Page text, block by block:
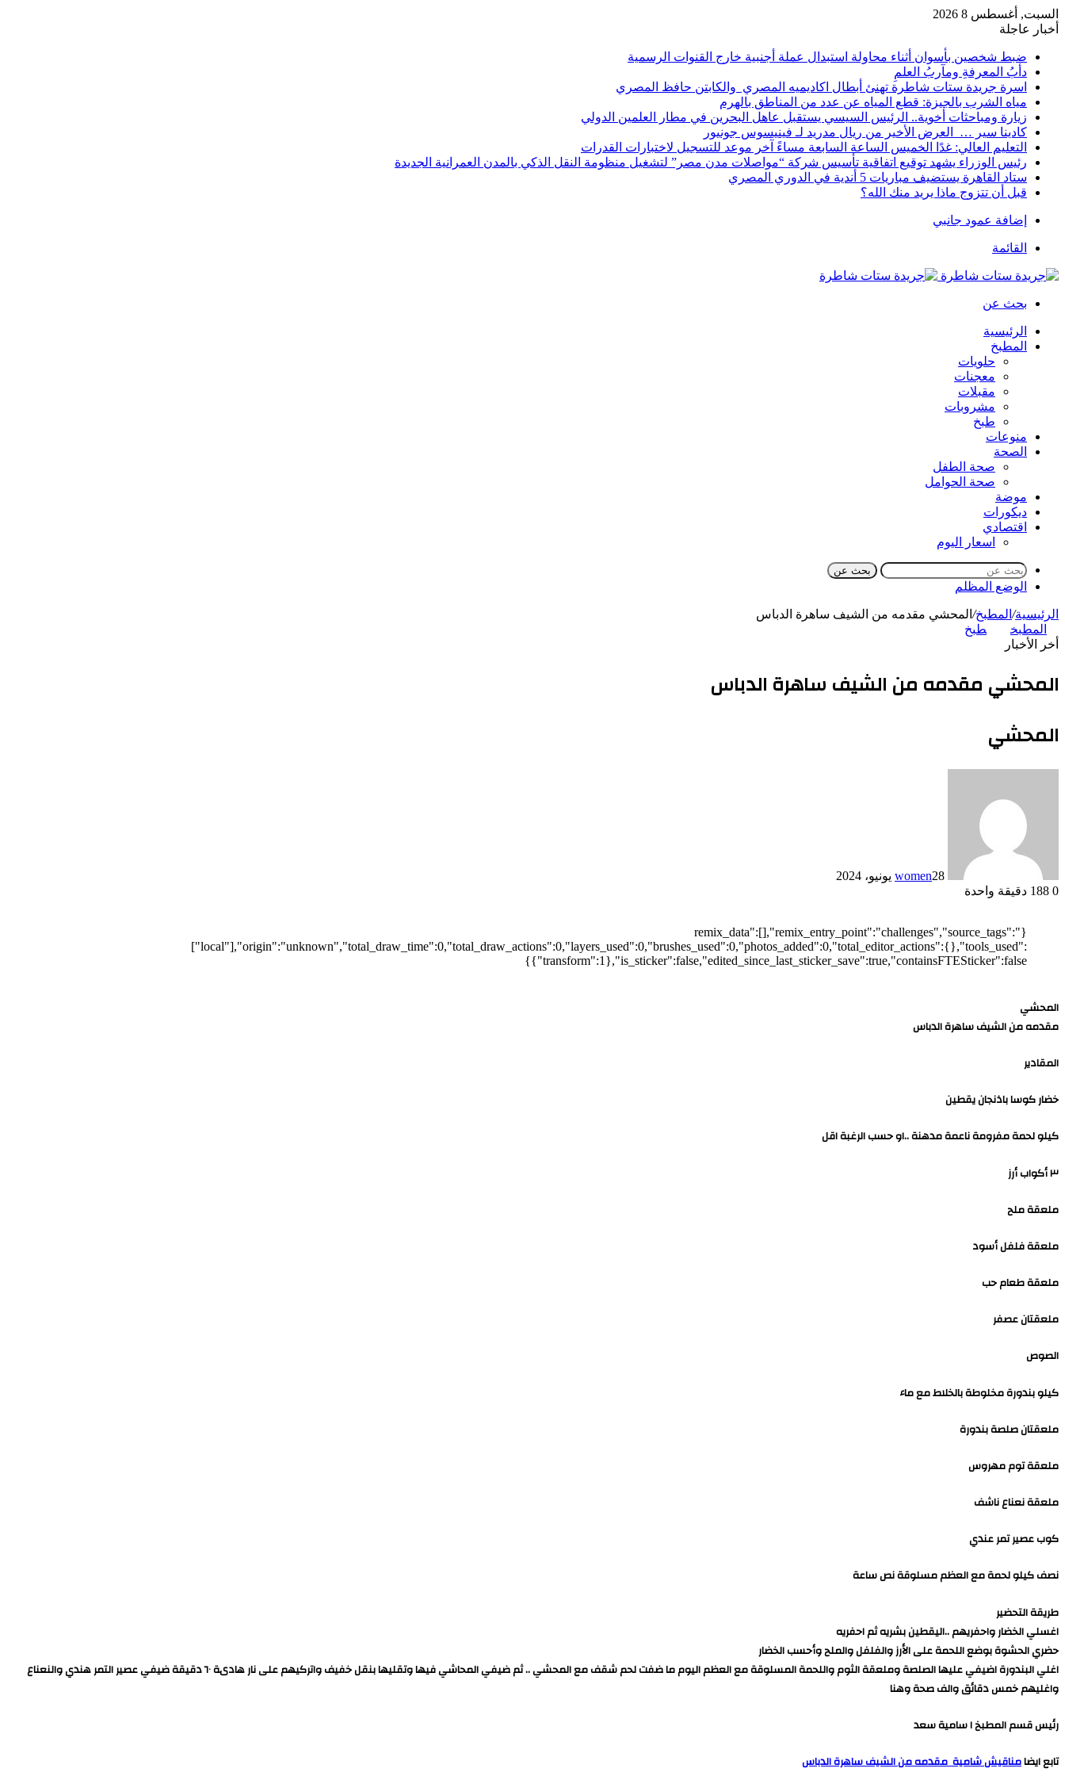
السبت, أغسطس 8 2026
أخبار عاجلة
ضبط شخصين بأسوان أثناء محاولة استبدال عملة أجنبية خارج القنوات الرسمية
دأبُ المعرفةِ ومآربُ العلمِ
اسرة جريدة ستات شاطرة تهنئ أبطال اكاديميه المصري والكابتن حافظ المصري
مياه الشرب بالجيزة: قطع المياه عن عدد من المناطق بالهرم
زيارة ومباحثات أخوية.. الرئيس السيسي يستقبل عاهل البحرين في مطار العلمين الدولي
كادينا سير … العرض الأخير من ريال مدريد لـ فينيسوس جونيور
التعليم العالي: غدًا الخميس الساعة السابعة مساءً آخر موعد للتسجيل لاختبارات القدرات
رئيس الوزراء يشهد توقيع اتفاقية تأسيس شركة “مواصلات مدن مصر” لتشغيل منظومة النقل الذكي بالمدن العمرانية الجديدة
ستاد القاهرة يستضيف مباريات 5 أندية في الدوري المصري
قبل أن تتزوج ماذا يريد منك الله؟
إضافة عمود جانبي
القائمة
بحث عن
الرئيسية
المطبخ
حلويات
معجنات
مقبلات
مشروبات
طبخ
منوعات
الصحة
صحة الطفل
صحة الحوامل
موضة
ديكورات
اقتصادي
اسعار اليوم
بحث عن
الوضع المظلم
الرئيسية/ المطبخ/ المحشي مقدمه من الشيف ساهرة الدباس
المطبخ
طبخ
أخر الأخبار
المحشي مقدمه من الشيف ساهرة الدباس
المحشي
women28 يونيو، 2024
0
دقيقة واحدة
{"remix_data":[],"remix_entry_point":"challenges","source_tags":
["local"],"origin":"unknown","total_draw_time":0,"total_draw_actions":0,"layers_used":0,"brushes_used":0,"photos_added":0,"total_editor_actions":{},"tools_used":
{"transform":1},"is_sticker":false,"edited_since_last_sticker_save":true,"containsFTESticker":false}
المحشي
مقدمه من الشيف ساهرة الدباس
المقادير
خضار كوسا باذنجان يقطين
كيلو لحمة مفرومة ناعمة مدهنة ..او حسب الرغبة اقل
٣ أكواب أرز
ملعقة ملح
ملعقة فلفل أسود
ملعقة طعام حب
ملعقتان عصفر
الصوص
كيلو بندورة مخلوطة بالخلاط مع ماء
ملعقتان صلصة بندورة
ملعقة توم مهروس
ملعقة نعناع ناشف
كوب عصير تمر عندي
نصف كيلو لحمة مع العظم مسلوقة نص ساعة
طريقة التحضير
اغسلي الخضار واحفريهم ..اليقطين بشريه ثم احفريه
حضري الحشوة بوضع اللحمة على الأرز والفلفل والملح وأحسب الخضار
اغلي البندورة اضيفي عليها الصلصة وملعقة الثوم واللحمة المسلوقة مع العظم اليوم ما ضفت لحم شقف مع المحشي .. ثم ضيفي المحاشي فيها وتقليها بنقل خفيف واتركيهم على نار هادىة ٦٠ دقيقة ضيفي عصير التمر هندي والنعناع
واغليهم خمس دقائق والف صحة وهنا
رئيس قسم المطبخ ا سامية سعد
تابع ايضامناقيش شامية مقدمه من الشيف ساهرة الدباس